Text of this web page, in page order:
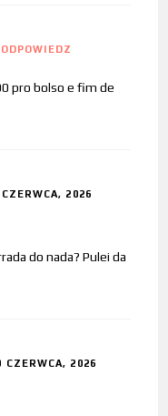
ODPOWIEDZ
pro bolso e fim de
2026
do nada? Pulei da
CZERWCA, 2026